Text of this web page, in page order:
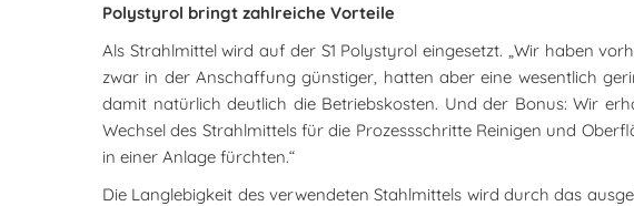
Polystyrol bringt zahlreiche Vorteile
Als Strahlmittel wird auf der S1 Polystyrol eingesetzt. „Wir haben
zwar in der Anschaffung günstiger, hatten aber eine wesentlich
damit natürlich deutlich die Betriebskosten. Und der Bonus: Wir
Wechsel des Strahlmittels für die Prozessschritte Reinigen und
in einer Anlage fürchten.“
Die Langlebigkeit des verwendeten Stahlmittels wird durch das